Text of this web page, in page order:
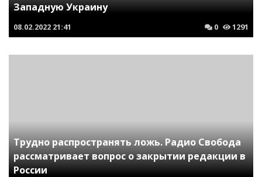
Западную Украину
08.02.2022 21:41 0 1291
Трудно распространять ложь. Радио Свобода
рассматривает вопрос о закрытии редакции в
России